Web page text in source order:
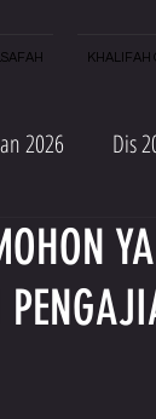
KHALIFAH
2026 Dis
Feb 2025